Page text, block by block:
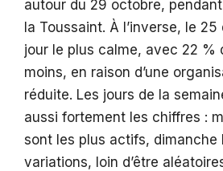
autour du 29 octobre,
la Toussaint. À l’inverse, le
jour le plus calme, avec 22 %
moins, en raison d’une
réduite. Les jours de la
aussi fortement les chiffres :
sont les plus actifs, dimanche
variations, loin d’être